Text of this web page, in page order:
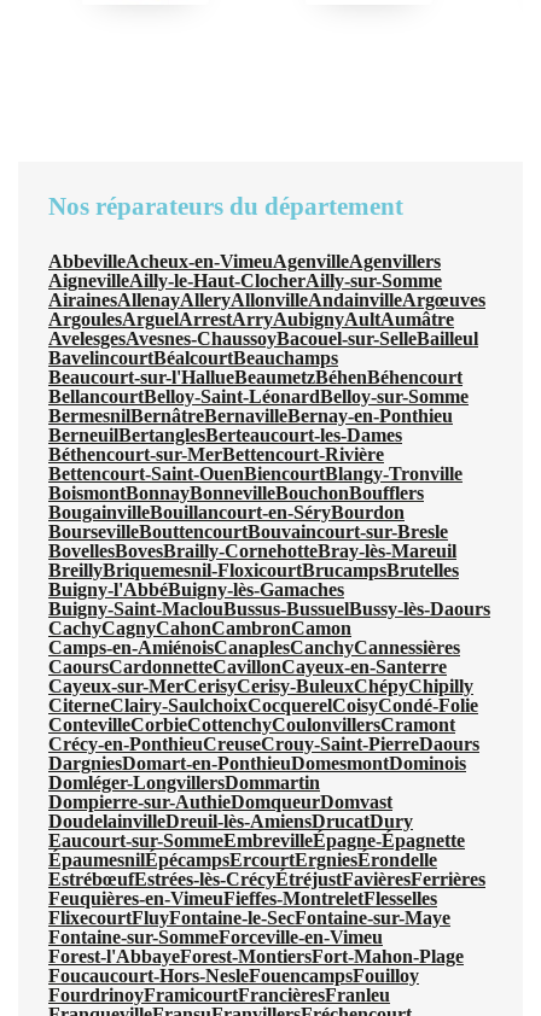
Nos réparateurs du département
AbbevilleAcheux-en-VimeuAgenvilleAgenvillers
AignevilleAilly-le-Haut-ClocherAilly-sur-Somme
AirainesAllenayAlleryAllonvilleAndainvilleArgœuves
ArgoulesArguelArrestArryAubignyAultAumâtre
AvelesgesAvesnes-ChaussoyBacouel-sur-SelleBailleul
BavelincourtBéalcourtBeauchamps
Beaucourt-sur-l'HallueBeaumetzBéhenBéhencourt
BellancourtBelloy-Saint-LéonardBelloy-sur-Somme
BermesnilBernâtreBernavilleBernay-en-Ponthieu
BerneuilBertanglesBerteaucourt-les-Dames
Béthencourt-sur-MerBettencourt-Rivière
Bettencourt-Saint-OuenBiencourtBlangy-Tronville
BoismontBonnayBonnevilleBouchonBoufflers
BougainvilleBouillancourt-en-SéryBourdon
BoursevilleBouttencourtBouvaincourt-sur-Bresle
BovellesBovesBrailly-CornehotteBray-lès-Mareuil
BreillyBriquemesnil-FloxicourtBrucampsBrutelles
Buigny-l'AbbéBuigny-lès-Gamaches
Buigny-Saint-MaclouBussus-BussuelBussy-lès-Daours
CachyCagnyCahonCambronCamon
Camps-en-AmiénoisCanaplesCanchyCannessières
CaoursCardonnetteCavillonCayeux-en-Santerre
Cayeux-sur-MerCerisyCerisy-BuleuxChépyChipilly
CiterneClairy-SaulchoixCocquerelCoisyCondé-Folie
ContevilleCorbieCottenchyCoulonvillersCramont
Crécy-en-PonthieuCreuseCrouy-Saint-PierreDaours
DargniesDomart-en-PonthieuDomesmontDominois
Domléger-LongvillersDommartin
Dompierre-sur-AuthieDomqueurDomvast
DoudelainvilleDreuil-lès-AmiensDrucatDury
Eaucourt-sur-SommeEmbrevilleÉpagne-Épagnette
ÉpaumesnilÉpécampsErcourtErgniesÉrondelle
EstrébœufEstrées-lès-CrécyÉtréjustFavièresFerrières
Feuquières-en-VimeuFieffes-MontreletFlesselles
FlixecourtFluyFontaine-le-SecFontaine-sur-Maye
Fontaine-sur-SommeForceville-en-Vimeu
Forest-l'AbbayeForest-MontiersFort-Mahon-Plage
Foucaucourt-Hors-NesleFouencampsFouilloy
FourdrinoyFramicourtFrancièresFranleu